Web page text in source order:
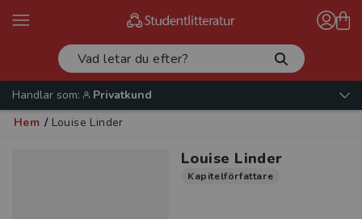
Handlar som:
Privatkund
Hem / Louise Linder
Louise Linder
Kapitelförfattare